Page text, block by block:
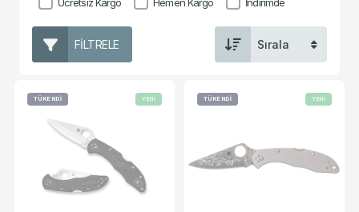
FILTRELE
TÜKENDİ YENİ TÜKENDİ YENİ